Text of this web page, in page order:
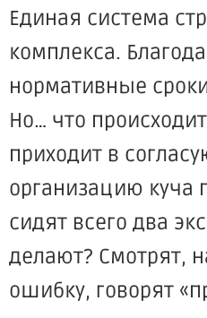
Единая система
комплекса.
нормативные
Но… что
приходит в
организацию куча
сидят всего два
делают? Смотрят,
ошибку, говорят